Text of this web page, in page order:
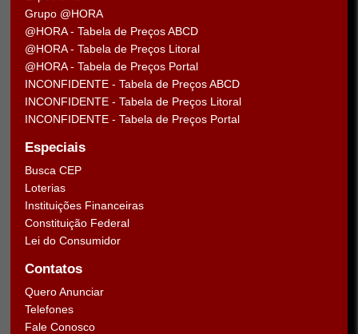
Grupo @HORA
@HORA - Tabela de Preços ABCD
@HORA - Tabela de Preços Litoral
@HORA - Tabela de Preços Portal
INCONFIDENTE - Tabela de Preços ABCD
INCONFIDENTE - Tabela de Preços Litoral
INCONFIDENTE - Tabela de Preços Portal
Especiais
Busca CEP
Loterias
Instituições Financeiras
Constituição Federal
Lei do Consumidor
Contatos
Quero Anunciar
Telefones
Fale Conosco